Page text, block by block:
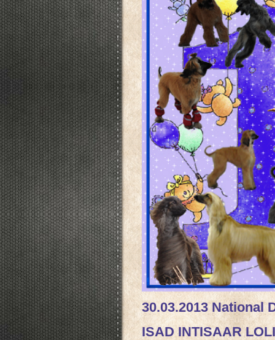
30.03.2013 National
ISAD INTISAAR